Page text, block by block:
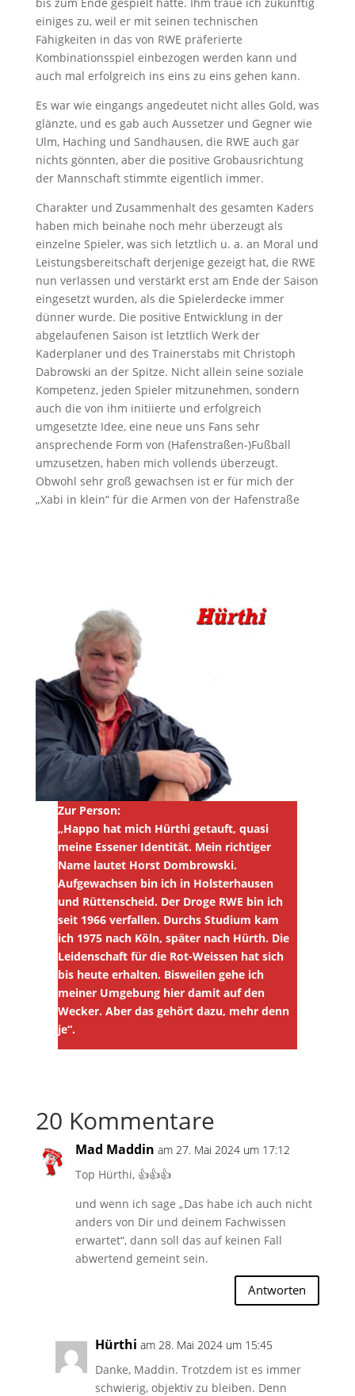
einiges zu, weil er mit seinen technischen
Fähigkeiten in das von RWE präferierte
Kombinationsspiel einbezogen werden kann und
auch mal erfolgreich ins eins zu eins gehen kann.
Es war wie eingangs angedeutet nicht alles Gold, was
glänzte, und es gab auch Aussetzer und Gegner wie
Ulm, Haching und Sandhausen, die RWE auch gar
nichts gönnten, aber die positive Grobausrichtung
der Mannschaft stimmte eigentlich immer.
Charakter und Zusammenhalt des gesamten Kaders
haben mich beinahe noch mehr überzeugt als
einzelne Spieler, was sich letztlich u. a. an Moral und
Leistungsbereitschaft derjenige gezeigt hat, die RWE
nun verlassen und verstärkt erst am Ende der Saison
eingesetzt wurden, als die Spielerdecke immer
dünner wurde. Die positive Entwicklung in der
abgelaufenen Saison ist letztlich Werk der
Kaderplaner und des Trainerstabs mit Christoph
Dabrowski an der Spitze. Nicht allein seine soziale
Kompetenz, jeden Spieler mitzunehmen, sondern
auch die von ihm initiierte und erfolgreich
umgesetzte Idee, eine neue uns Fans sehr
ansprechende Form von (Hafenstraßen-)Fußball
umzusetzen, haben mich vollends überzeugt.
Obwohl sehr groß gewachsen ist er für mich der
„Xabi in klein“ für die Armen von der Hafenstraße
Zur Person:
„Happo hat mich Hürthi getauft, quasi
meine Essener Identität. Mein richtiger
Name lautet Horst Dombrowski.
Aufgewachsen bin ich in Holsterhausen
und Rüttenscheid. Der Droge RWE bin ich
seit 1966 verfallen. Durchs Studium kam
ich 1975 nach Köln, später nach Hürth. Die
Leidenschaft für die Rot-Weissen hat sich
bis heute erhalten. Bisweilen gehe ich
meiner Umgebung hier damit auf den
Wecker. Aber das gehört dazu, mehr denn
je“.
20 Kommentare
Mad Maddin am 27. Mai 2024 um 17:12
Top Hürthi, 👍👍👍
und wenn ich sage „Das habe ich auch nicht
anders von Dir und deinem Fachwissen
erwartet“, dann soll das auf keinen Fall
abwertend gemeint sein.
Antworten
Hürthi am 28. Mai 2024 um 15:45
Danke, Maddin. Trotzdem ist es immer
schwierig, objektiv zu bleiben. Denn